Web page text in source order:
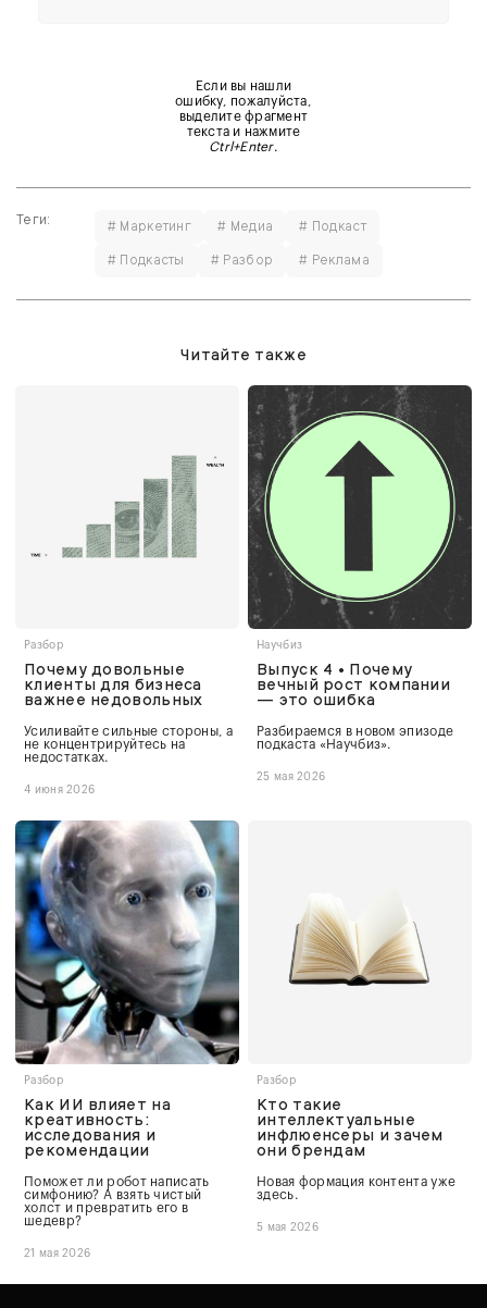
Если вы нашли
ошибку, пожалуйста,
выделите фрагмент
текста и нажмите
Ctrl+Enter.
Теги: # Маркетинг # Медиа
# Подкаст
# Подкасты
# Разбор # Реклама
Читайте также
Разбор
Почему довольные
клиенты для бизнеса
важнее недовольных
Усиливайте сильные стороны, а
не концентрируйтесь на
недостатках.
4 июня 2026
Научбиз
Выпуск 4 • Почему
вечный рост компании
— это ошибка
Разбираемся в новом эпизоде
подкаста «Научбиз».
25 мая 2026
Разбор
Как ИИ влияет на
креативность:
исследования и
рекомендации
Поможет ли робот написать
симфонию? А взять чистый
холст и превратить его в
шедевр?
21 мая 2026
Разбор
Кто такие
интеллектуальные
инфлюенсеры и зачем
они брендам
Новая формация контента уже
здесь.
5 мая 2026